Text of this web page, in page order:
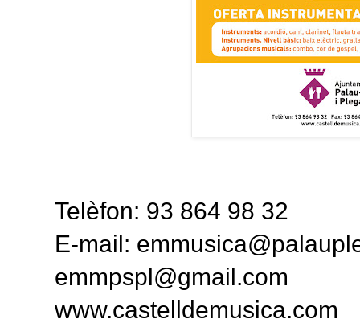
Telèfon: 93 864 98 32
E-mail:
emmpspl@gmail.com
www.castelldemusica.com